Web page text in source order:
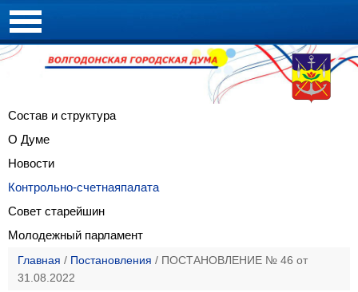
Состав и структура
О Думе
Новости
Контрольно-счетнаяпалата
Совет старейшин
Молодежный парламент
Главная / Постановления / ПОСТАНОВЛЕНИЕ № 46 от
31.08.2022